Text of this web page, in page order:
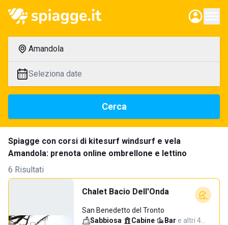
Amandola
Seleziona date
Cerca
Spiagge con corsi di kitesurf windsurf e vela
Amandola: prenota online ombrellone e lettino
6 Risultati
Chalet Bacio Dell'Onda
San Benedetto del Tronto
Sabbiosa· Cabine· Bar·e altri 4…